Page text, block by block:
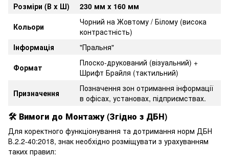
Розміри (В x Ш)
230 мм x 160 мм
Кольори
Чорний на Жовтому / Білому (висока
контрастність)
Інформація
"Пральня"
Формат
Плоско-друкований (візуальний) +
Шрифт Брайля (тактильний)
Призначення
Позначення зон отримання інформації
в офісах, установах, підприємствах.
🛠️ Вимоги до Монтажу (Згідно з ДБН)
Для коректного функціонування та дотримання норм ДБН
В.2.2-40:2018, знак необхідно розміщувати з урахуванням
таких правил: